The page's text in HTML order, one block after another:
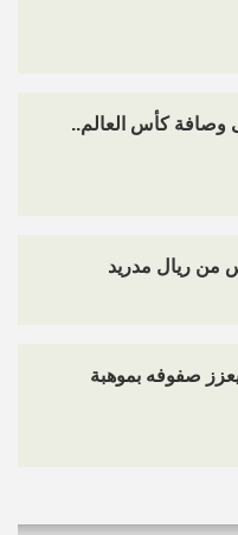
وصافة كأس العالم..
من ريال مدريد
صفوفه بموهبة